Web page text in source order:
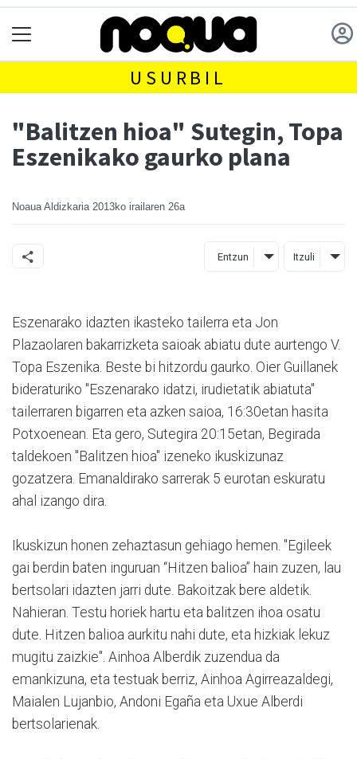
USURBIL
"Balitzen hioa" Sutegin, Topa
Eszenikako gaurko plana
Noaua Aldizkaria 2013ko irailaren 26a
Entzun Itzuli
Eszenarako idazten ikasteko tailerra eta Jon
Plazaolaren bakarrizketa saioak abiatu dute aurtengo V.
Topa Eszenika. Beste bi hitzordu gaurko. Oier Guillanek
bideraturiko "Eszenarako idatzi, irudietatik abiatuta"
tailerraren bigarren eta azken saioa, 16:30etan hasita
Potxoenean. Eta gero, Sutegira 20:15etan, Begirada
taldekoen "Balitzen hioa" izeneko ikuskizunaz
gozatzera. Emanaldirako sarrerak 5 eurotan eskuratu
ahal izango dira.
Ikuskizun honen zehaztasun gehiago hemen. "Egileek
gai berdin baten inguruan “Hitzen balioa” hain zuzen, lau
bertsolari idazten jarri dute. Bakoitzak bere aldetik.
Nahieran. Testu horiek hartu eta balitzen ihoa osatu
dute. Hitzen balioa aurkitu nahi dute, eta hizkiak lekuz
mugitu zaizkie". Ainhoa Alberdik zuzendua da
emankizuna, eta testuak berriz, Ainhoa Agirreazaldegi,
Maialen Lujanbio, Andoni Egaña eta Uxue Alberdi
bertsolarienak.